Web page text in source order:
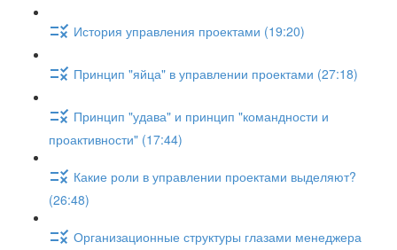
История управления проектами (19:20)
Принцип "яйца" в управлении проектами (27:18)
Принцип "удава" и принцип "командности и
проактивности" (17:44)
Какие роли в управлении проектами выделяют?
(26:48)
Организационные структуры глазами менеджера